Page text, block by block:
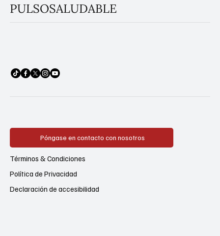
PULSOSALUDABLE
Póngase en contacto con nosotros
Política de Privacidad
Términos & Condiciones
Declaración de accesibilidad